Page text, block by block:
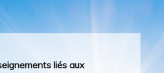
liés aux